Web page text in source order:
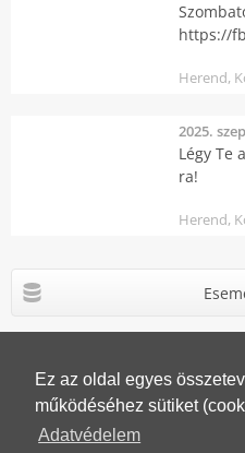
Ez az oldal egyes
működéséhez sütiket
Adatvédelem
https://
Herend,
2025.
Légy Te
ra!
Herend,